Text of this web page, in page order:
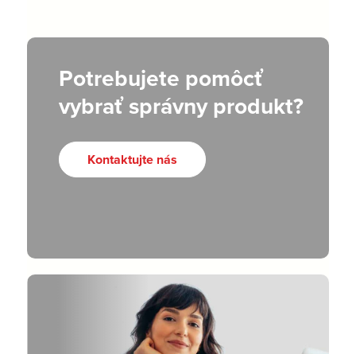
Potrebujete pomôcť
vybrať správny produkt?
Kontaktujte nás